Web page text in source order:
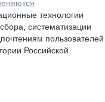
технологии
систематизации
пользователей
Российской